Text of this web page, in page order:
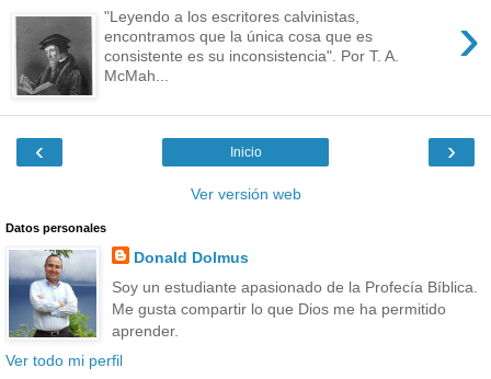
›
"Leyendo a los escritores calvinistas,
encontramos que la única cosa que es
consistente es su inconsistencia". Por T. A.
McMah...
‹ ›
Inicio
Ver versión web
Datos personales
Donald Dolmus
Soy un estudiante apasionado de la Profecía Bíblica.
Me gusta compartir lo que Dios me ha permitido
aprender.
Ver todo mi perfil